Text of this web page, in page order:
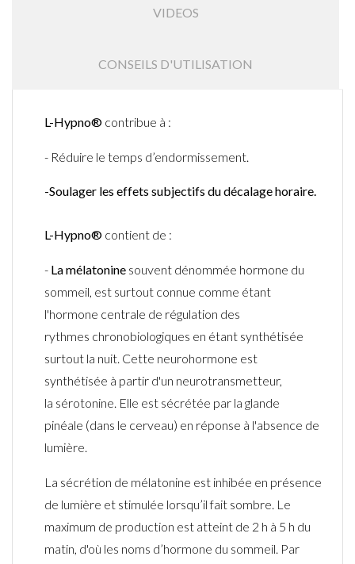
VIDEOS
CONSEILS D'UTILISATION
L-Hypno® contribue à :
- Réduire le temps d’endormissement.
-Soulager les effets subjectifs du décalagehoraire.
L-Hypno® contient de :
- Lamélatonine souvent dénommée hormone du
sommeil, est surtout connue comme étant
l'hormone centrale de régulation des
rythmes chronobiologiques en étant synthétisée
surtout la nuit. Cette neurohormone est
synthétisée à partir d'un neurotransmetteur,
la sérotonine. Elle est sécrétée par la glande
pinéale (dans le cerveau) en réponse à l'absence de
lumière.
La sécrétion de mélatonine est inhibée en présence
de lumière et stimulée lorsqu’il fait sombre. Le
maximum de production est atteint de 2 h à 5 h du
matin, d'où les noms d’hormone du sommeil. Par